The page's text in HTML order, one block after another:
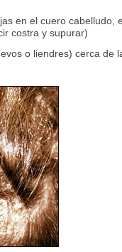
en el cuero cabelludo,
costra y supurar)
o liendres) cerca de